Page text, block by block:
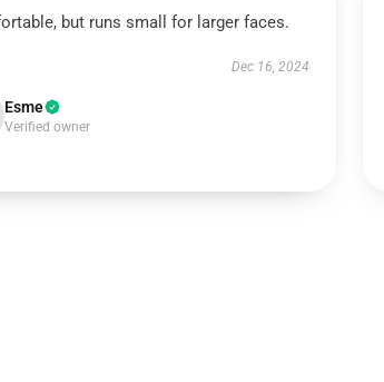
but runs small for larger faces.
Dec 16, 2024
Esme
Verified owner